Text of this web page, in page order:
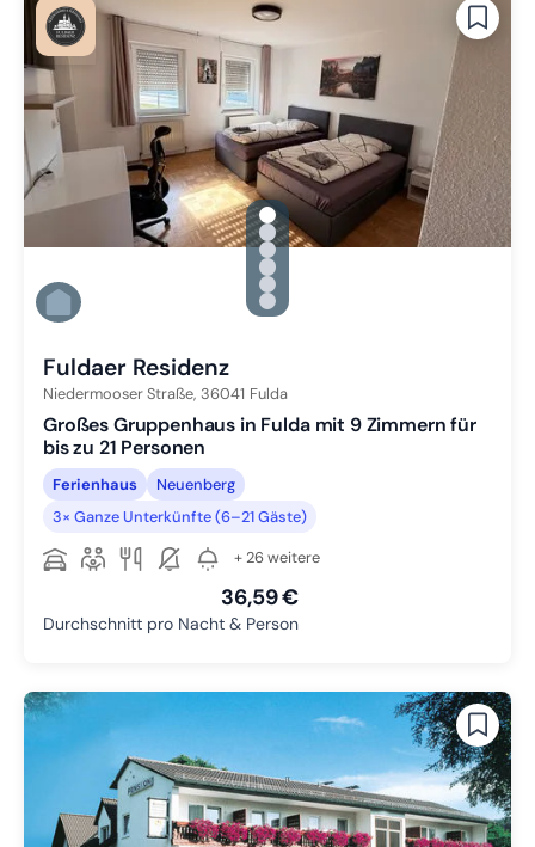
gallery.slide_selector
Zu Slide 1 wechseln
Zu Slide 2 wechseln
Zu Slide 3 wechseln
Zu Slide 4 wechseln
Zu Slide 5 wechseln
Zu Slide 6 wechseln
Fuldaer Residenz
Niedermooser Straße, 36041 Fulda
Großes Gruppenhaus in Fulda mit 9 Zimmern für
bis zu 21 Personen
Ferienhaus
Neuenberg
3× Ganze Unterkünfte (6–21 Gäste)
+ 26 weitere
36,59 €
Durchschnitt pro Nacht & Person